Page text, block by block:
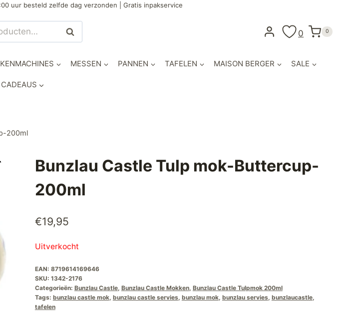
uur besteld zelfde dag verzonden | Gratis inpakservice
Zoeken 0 0
MESSEN PANNEN TAFELEN MAISON BERGER SALE
CADEAUS
200ml
Bunzlau Castle Tulp mok-Buttercup-
200ml
€19,95
Uitverkocht
EAN: 8719614169646
SKU: 1342-2176
Categorieën: Bunzlau Castle, Bunzlau Castle Mokken, Bunzlau Castle Tulpmok 200ml
Tags: bunzlau castle mok, bunzlau castle servies, bunzlau mok, bunzlau servies, bunzlaucastle,
tafelen